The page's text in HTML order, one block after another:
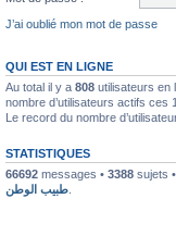
J’ai oublié mon mot de passe
QUI EST EN LIGNE
Au total il y a 808 utilisateurs en
nombre d’utilisateurs actifs ces
Le record du nombre
STATISTIQUES
66692 messages • 3388 sujets •
طبيب الوطن